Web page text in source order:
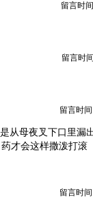
留言时
留言时
留言时间
从母夜叉下口里漏
才会这样撒泼打滚
留言时间